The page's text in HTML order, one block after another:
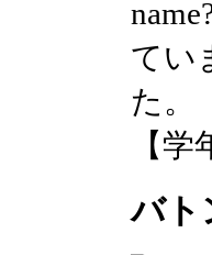
てい
た。
【
バト